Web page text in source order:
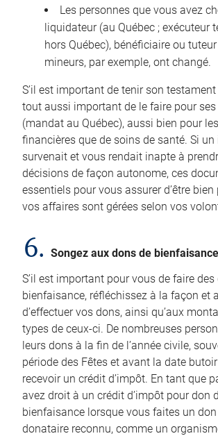
Les personnes que vous avez
liquidateur (au Québec ; exécuteur
hors Québec), bénéficiaire ou
mineurs, par exemple, ont changé.
S’il est important de tenir son
tout aussi important de le faire pour
(mandat au Québec), aussi bien pour
financières que de soins de santé. Si un
survenait et vous rendait inapte à
décisions de façon autonome, ces
essentiels pour vous assurer d’être
vos affaires sont gérées selon vos
6. Songez aux dons de bienfaisance
S’il est important pour vous de faire des
bienfaisance, réfléchissez à la façon et
d’effectuer vos dons, ainsi qu’aux
types de ceux-ci. De nombreuses
leurs dons à la fin de l’année civile,
période des Fêtes et avant la date
recevoir un crédit d’impôt. En tant que
avez droit à un crédit d’impôt pour don
bienfaisance lorsque vous faites un
donataire reconnu, comme un